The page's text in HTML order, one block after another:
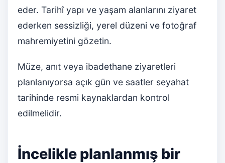
eder. Tarihî yapı ve yaşam alanlarını ziyaret
ederken sessizliği, yerel düzeni ve fotoğraf
mahremiyetini gözetin.
Müze, anıt veya ibadethane ziyaretleri
planlanıyorsa açık gün ve saatler seyahat
tarihinde resmi kaynaklardan kontrol
edilmelidir.
İncelikle planlanmış bir